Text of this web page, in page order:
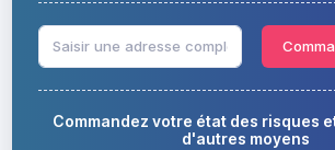
Commandez votre état des risques
d'autres moyens